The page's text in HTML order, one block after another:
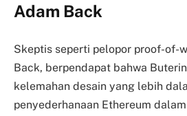
Adam Back
Skeptis seperti pelopor proof-of-
Back, berpendapat bahwa
kelemahan desain yang lebih
penyederhanaan Ethereum